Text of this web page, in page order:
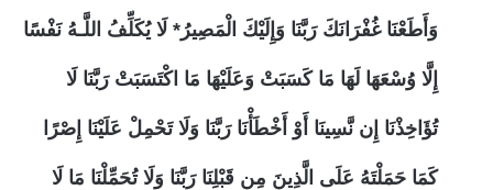
وَأَطَعْنَا غُفْرَانَكَ رَبَّنَا وَإِلَيْكَ الْمَصِيرُ* لَا يُكَلِّفُ اللَّـهُ نَفْسًا
إِلَّا وُسْعَهَا لَهَا مَا كَسَبَتْ وَعَلَيْهَا مَا اكْتَسَبَتْ رَبَّنَا لَا
تُؤَاخِذْنَا إِن نَّسِينَا أَوْ أَخْطَأْنَا رَبَّنَا وَلَا تَحْمِلْ عَلَيْنَا إِصْرًا
كَمَا حَمَلْتَهُ عَلَى الَّذِينَ مِن قَبْلِنَا رَبَّنَا وَلَا تُحَمِّلْنَا مَا لَا